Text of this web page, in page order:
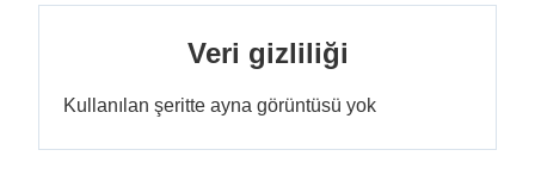
Veri gizliliği
Kullanılan şeritte ayna görüntüsü yok